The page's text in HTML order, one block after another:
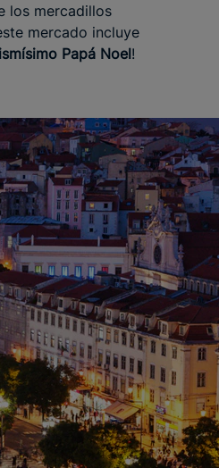
los mercadillos
mercado incluye
Papá Noel!